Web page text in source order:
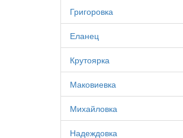
Григоровка
Еланец
Крутоярка
Маковиевка
Михайловка
Надеждовка